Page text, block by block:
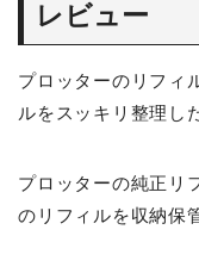
レビュー
プロッターのリフィ
ルをスッキリ整理し
プロッターの純正リ
のリフィルを収納保